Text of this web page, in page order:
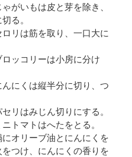
ゃがいもは皮と芽を除き、
る。
は筋を取り、一口大に
コリーは小房に分け
くは縦半分に切り、つ
はみじん切りにする。
マトはへたをとる。
にオリーブ油とにんにくを
をつけ、にんにくの香りを